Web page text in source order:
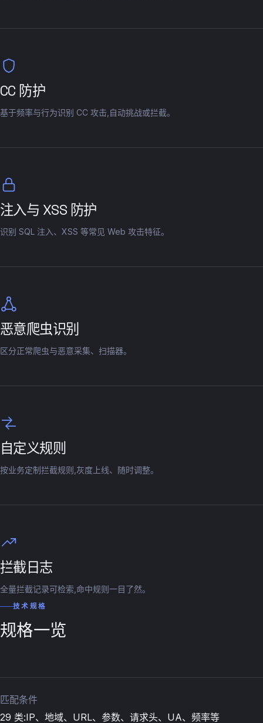
CC 防护
基于频率与行为识别 CC 攻击,自动挑战或拦截。
注入与 XSS 防护
识别 SQL 注入、XSS 等常见 Web 攻击特征。
恶意爬虫识别
区分正常爬虫与恶意采集、扫描器。
自定义规则
按业务定制拦截规则,灰度上线、随时调整。
拦截日志
全量拦截记录可检索,命中规则一目了然。
技术规格
规格一览
匹配条件
29 类:IP、地域、URL、参数、请求头、UA、频率等